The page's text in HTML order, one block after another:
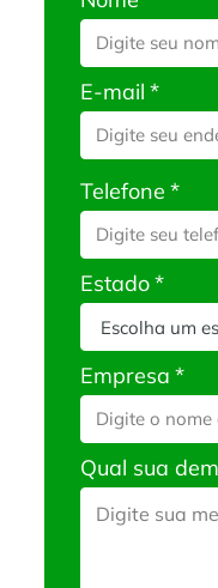
E-mail *
Telefone *
Estado*
Empresa *
Qual sua